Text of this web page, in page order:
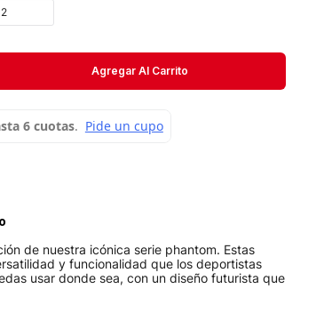
Agregar Al Carrito
de nuestra icónica serie phantom. Estas
y funcionalidad que los deportistas
usar donde sea, con un diseño futurista que